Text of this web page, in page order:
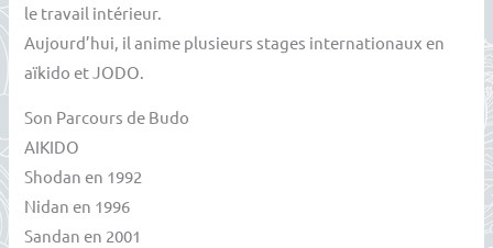
le travail intérieur.
Aujourd’hui, il anime plusieurs stages internationaux en
aïkido et JODO.
Son Parcours de Budo
AIKIDO
Shodan en 1992
Nidan en 1996
Sandan en 2001